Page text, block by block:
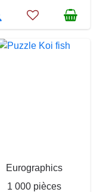
Eurographics
1 000 pièces